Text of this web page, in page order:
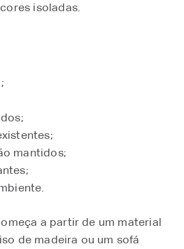
isoladas.
mantidos;
a partir de um material
de madeira ou um sofá